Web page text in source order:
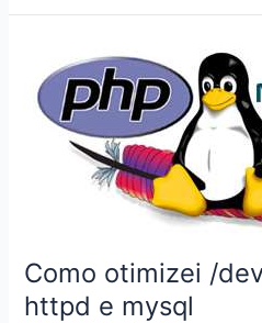
real”
este
de
que
Como otimizei /
httpd e mysql